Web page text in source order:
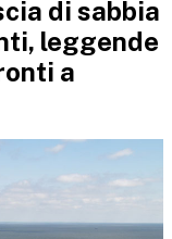
di sabbia
leggende
a